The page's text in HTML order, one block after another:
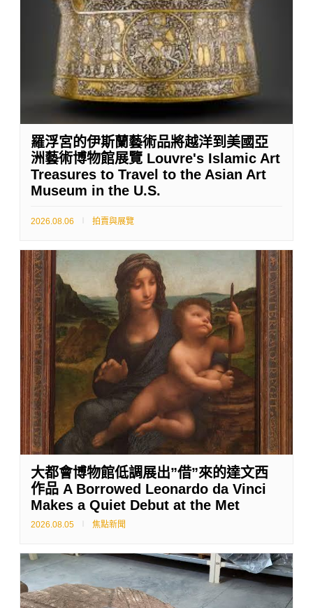
羅浮宮的伊斯蘭藝術品將越洋到美國亞
洲藝術博物館展覽 Louvre's Islamic Art
Treasures to Travel to the Asian Art
Museum in the U.S.
2026.08.06 拍賣與展覽
大都會博物館低調展出”借”來的達文西
作品 A Borrowed Leonardo da Vinci
Makes a Quiet Debut at the Met
2026.08.05 焦點新聞